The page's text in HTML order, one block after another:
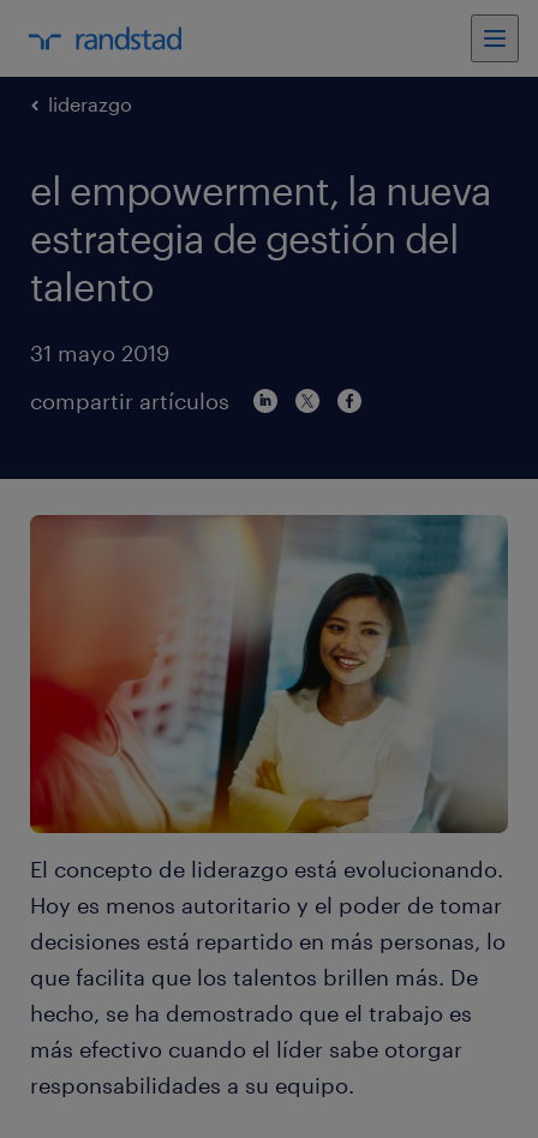
liderazgo
el empowerment, la nueva
estrategia de gestión del
talento
31 mayo 2019
compartir artículos
El concepto de liderazgo está evolucionando.
Hoy es menos autoritario y el poder de tomar
decisiones está repartido en más personas, lo
que facilita que los talentos brillen más. De
hecho, se ha demostrado que el trabajo es
más efectivo cuando el líder sabe otorgar
responsabilidades a su equipo.